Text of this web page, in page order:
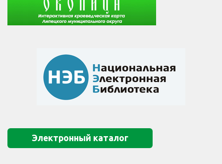
Электронный каталог